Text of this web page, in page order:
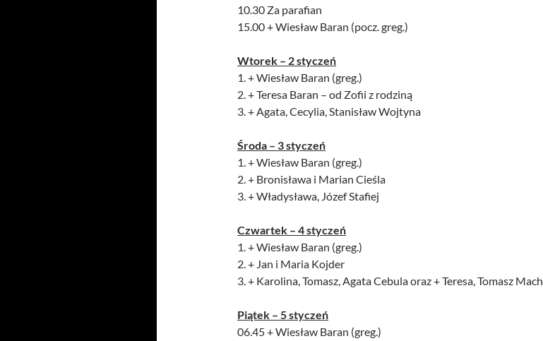
10.30 Za parafian
15.00 + Wiesław Baran (pocz. greg.)
Wtorek – 2 styczeń
1. + Wiesław Baran (greg.)
2. + Teresa Baran – od Zofii z rodziną
3. + Agata, Cecylia, Stanisław Wojtyna
Środa – 3 styczeń
1. + Wiesław Baran (greg.)
2. + Bronisława i Marian Cieśla
3. + Władysława, Józef Stafiej
Czwartek – 4 styczeń
1. + Wiesław Baran (greg.)
2. + Jan i Maria Kojder
3. + Karolina, Tomasz, Agata Cebula oraz + Teresa, Tomasz Mach
Piątek – 5 styczeń
06.45 + Wiesław Baran (greg.)